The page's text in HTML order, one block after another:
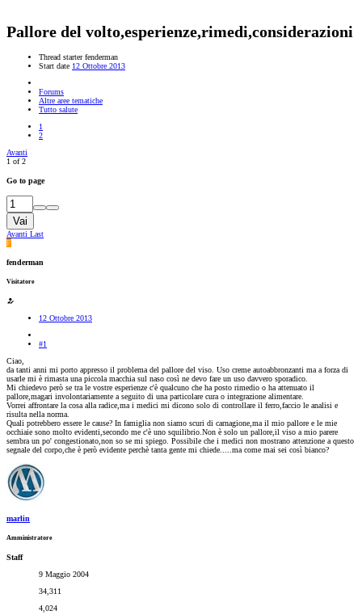
Pallore del volto,esperienze,rimedi,considerazioni
Thread starter fenderman
Start date 12 Ottobre 2013
Forums
Altre aree tematiche
Tutto salute
1
2
Avanti
1 of 2
Go to page
Vai
Avanti Last
F
fenderman
Visitatore
12 Ottobre 2013
#1
Ciao,
da tanti anni mi porto appresso il problema del pallore del viso. Uso creme autoabbronzanti ma a forza di
usarle mi è rimasta una piccola macchia sul naso così ne devo fare un uso davvero sporadico.
Mi chiedevo però se tra le vostre esperienze c'è qualcuno che ha posto rimedio o ha attenuato il
pallore,magari involontariamente a seguito di una particolare cura o integrazione alimentare.
Vorrei affrontare la cosa alla radice,ma i medici mi dicono solo di controllare il ferro,faccio le analisi e
risulta nella norma.
Quali potrebbero essere le cause? In famiglia non siamo scuri di carnagione,ma il mio pallore e le mie
occhiaie sono molto evidenti,secondo me c'è uno squilibrio.Non è solo un pallore,il viso a mio parere
sembra un po' congestionato,non so se mi spiego. Possibile che i medici non mostrano attenzione a questo
segnale del corpo,che è però evidente perchè tanta gente mi chiede.....ma come mai sei così bianco?
marlin
Amministratore
Staff
9 Maggio 2004
34,311
4,024